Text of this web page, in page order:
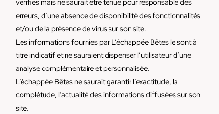
vérifiés mais ne saurait être tenue pour responsable des
erreurs, d’une absence de disponibilité des fonctionnalités
et/ou de la présence de virus sur son site.
Les informations fournies par L’échappée Bêtes le sont à
titre indicatif et ne sauraient dispenser l’utilisateur d’une
analyse complémentaire et personnalisée.
L’échappée Bêtes ne saurait garantir l’exactitude, la
complétude, l’actualité des informations diffusées sur son
site.